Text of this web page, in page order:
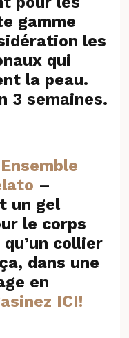
gamme
les
qui
la peau.
3 semaines.
–
un gel
le corps
collier
dans une
en
ICI!